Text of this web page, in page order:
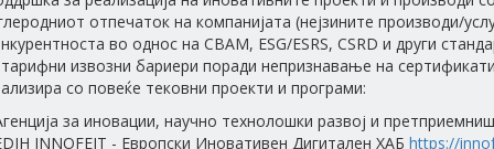
отпечаток на компанијата (нејзините производи/
во однос на CBAM, ESG/ESRS, CSRD и други
извозни бариери поради непризнавање на
со повеќе тековни проекти и програми:
за иновации, научно технолошки развој и
INNOFEIT - Европски Иновативен Дигитален ХАБ https://